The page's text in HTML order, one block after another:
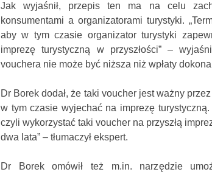
Jak wyjaśnił, przepis ten ma na celu
konsumentami a organizatorami turystyki.
aby w tym czasie organizator turystyki
imprezę turystyczną w przyszłości” –
vouchera nie może być niższa niż wpłaty
Dr Borek dodał, że taki voucher jest ważny
w tym czasie wyjechać na imprezę
czyli wykorzystać taki voucher na przyszłą
dwa lata” – tłumaczył ekspert.
Dr Borek omówił też m.in. narzędzie